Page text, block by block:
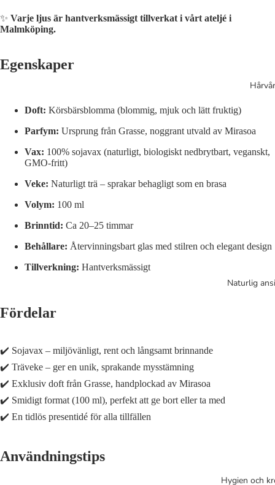
Naturlig
Hygien och
✨ Varje ljus är hantverksmässigt tillverkat i vårt ateljé i
Malmköping.
Egenskaper
Doft: Körsbärsblomma (blommig, mjuk och lätt fruktig)
Parfym: Ursprung från Grasse, noggrant utvald av Mirasoa
Vax: 100% sojavax (naturligt, biologiskt nedbrytbart, veganskt,
GMO-fritt)
Veke: Naturligt trä – sprakar behagligt som en brasa
Volym: 100 ml
Brinntid: Ca 20–25 timmar
Behållare: Återvinningsbart glas med stilren och elegant design
Tillverkning: Hantverksmässigt
Fördelar
✔️ Sojavax – miljövänligt, rent och långsamt brinnande
✔️ Träveke – ger en unik, sprakande mysstämning
✔️ Exklusiv doft från Grasse, handplockad av Mirasoa
✔️ Smidigt format (100 ml), perfekt att ge bort eller ta med
✔️ En tidlös presentidé för alla tillfällen
Användningstips